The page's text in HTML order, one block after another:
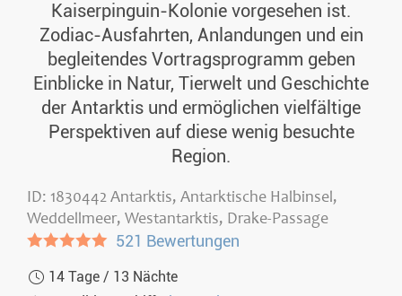
Kaiserpinguin-Kolonie vorgesehen ist.
Zodiac-Ausfahrten, Anlandungen und ein
begleitendes Vortragsprogramm geben
Einblicke in Natur, Tierwelt und Geschichte
der Antarktis und ermöglichen vielfältige
Perspektiven auf diese wenig besuchte
Region.
ID: 1830442 Antarktis, Antarktische Halbinsel,
Weddellmeer, Westantarktis, Drake-Passage
●●●●● 521 Bewertungen
14 Tage / 13 Nächte